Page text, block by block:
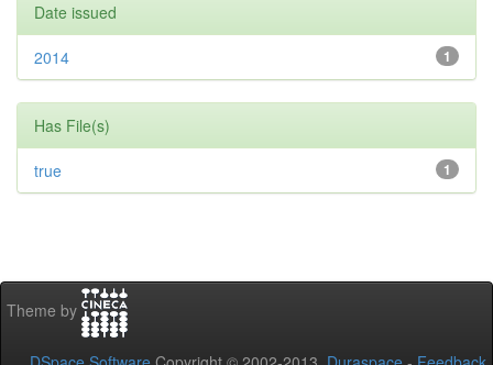
Date issued
1
2014
Has File(s)
1
true
Theme by